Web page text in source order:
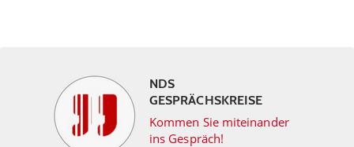
NDS
GESPRÄCHSKREISE
Kommen Sie miteinander
ins Gespräch!